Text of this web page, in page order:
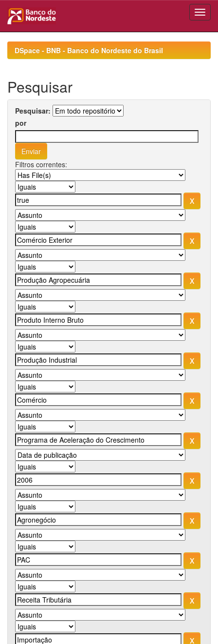
navigationDSpace - BNB - Banco do Nordeste do Brasil
Pesquisar
Pesquisar:
por
Filtros correntes: